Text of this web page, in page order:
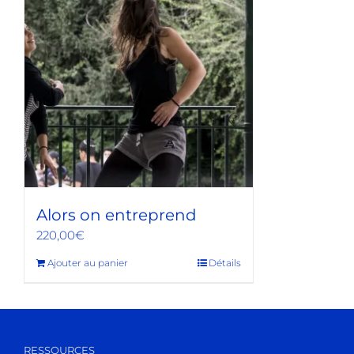
Alors on entreprend
220,00€
Ajouter au panier Détails
RESSOURCES